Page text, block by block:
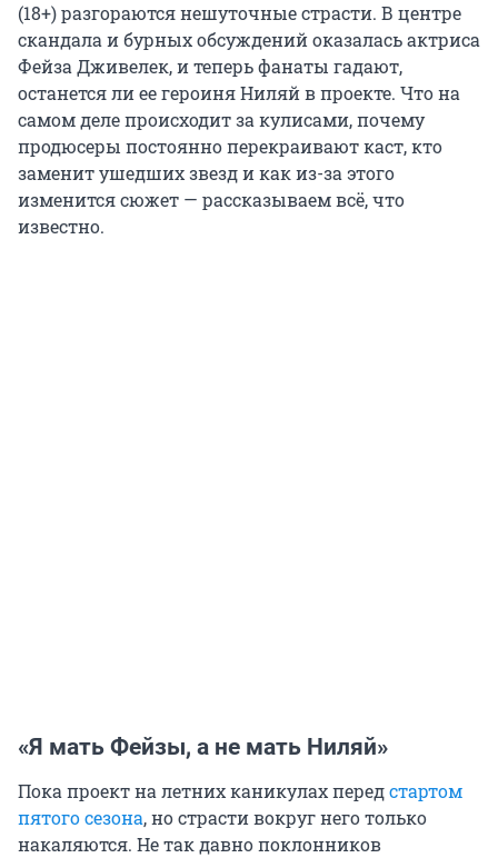
(18+) разгораются нешуточные страсти. В центре
скандала и бурных обсуждений оказалась актриса
Фейза Дживелек, и теперь фанаты гадают,
останется ли ее героиня Ниляй в проекте. Что на
самом деле происходит за кулисами, почему
продюсеры постоянно перекраивают каст, кто
заменит ушедших звезд и как из-за этого
изменится сюжет — рассказываем всё, что
известно.
«Я мать Фейзы, а не мать Ниляй»
Пока проект на летних каникулах передстартом
пятого сезона, но страсти вокруг него только
накаляются. Не так давно поклонников